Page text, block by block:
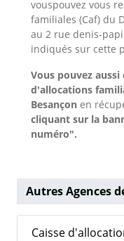
vouspouvez vous
familiales (Caf) du
au 2 rue denis-
indiqués sur cette
Vous pouvez
d'allocations
Besançon en
cliquant sur la
numéro".
Autres Agences
Caisse